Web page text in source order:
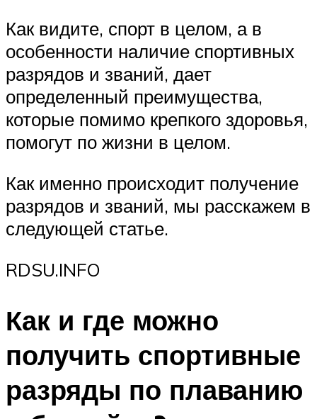
Как видите, спорт в целом, а в
особенности наличие спортивных
разрядов и званий, дает
определенный преимущества,
которые помимо крепкого здоровья,
помогут по жизни в целом.
Как именно происходит получение
разрядов и званий, мы расскажем в
следующей статье.
RDSU.INFO
Как и где можно
получить спортивные
разряды по плаванию